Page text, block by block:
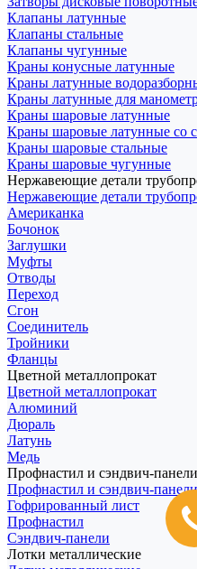
Клапаны латунные
Клапаны стальные
Клапаны чугунные
Краны конусные латунные
Краны латунные
Краны латунные для
Краны шаровые латунные
Краны шаровые латунные со
Краны шаровые стальные
Краны шаровые чугунные
Нержавеющие детали
Нержавеющие детали
Американка
Бочонок
Заглушки
Муфты
Отводы
Переход
Сгон
Соединитель
Тройники
Фланцы
Цветной металлопрокат
Цветной металлопрокат
Алюминий
Дюраль
Латунь
Медь
Профнастил и сэндвич-панели
Профнастил и сэндвич-панели
Гофрированный лист
Профнастил
Сэндвич-панели
Лотки металлические